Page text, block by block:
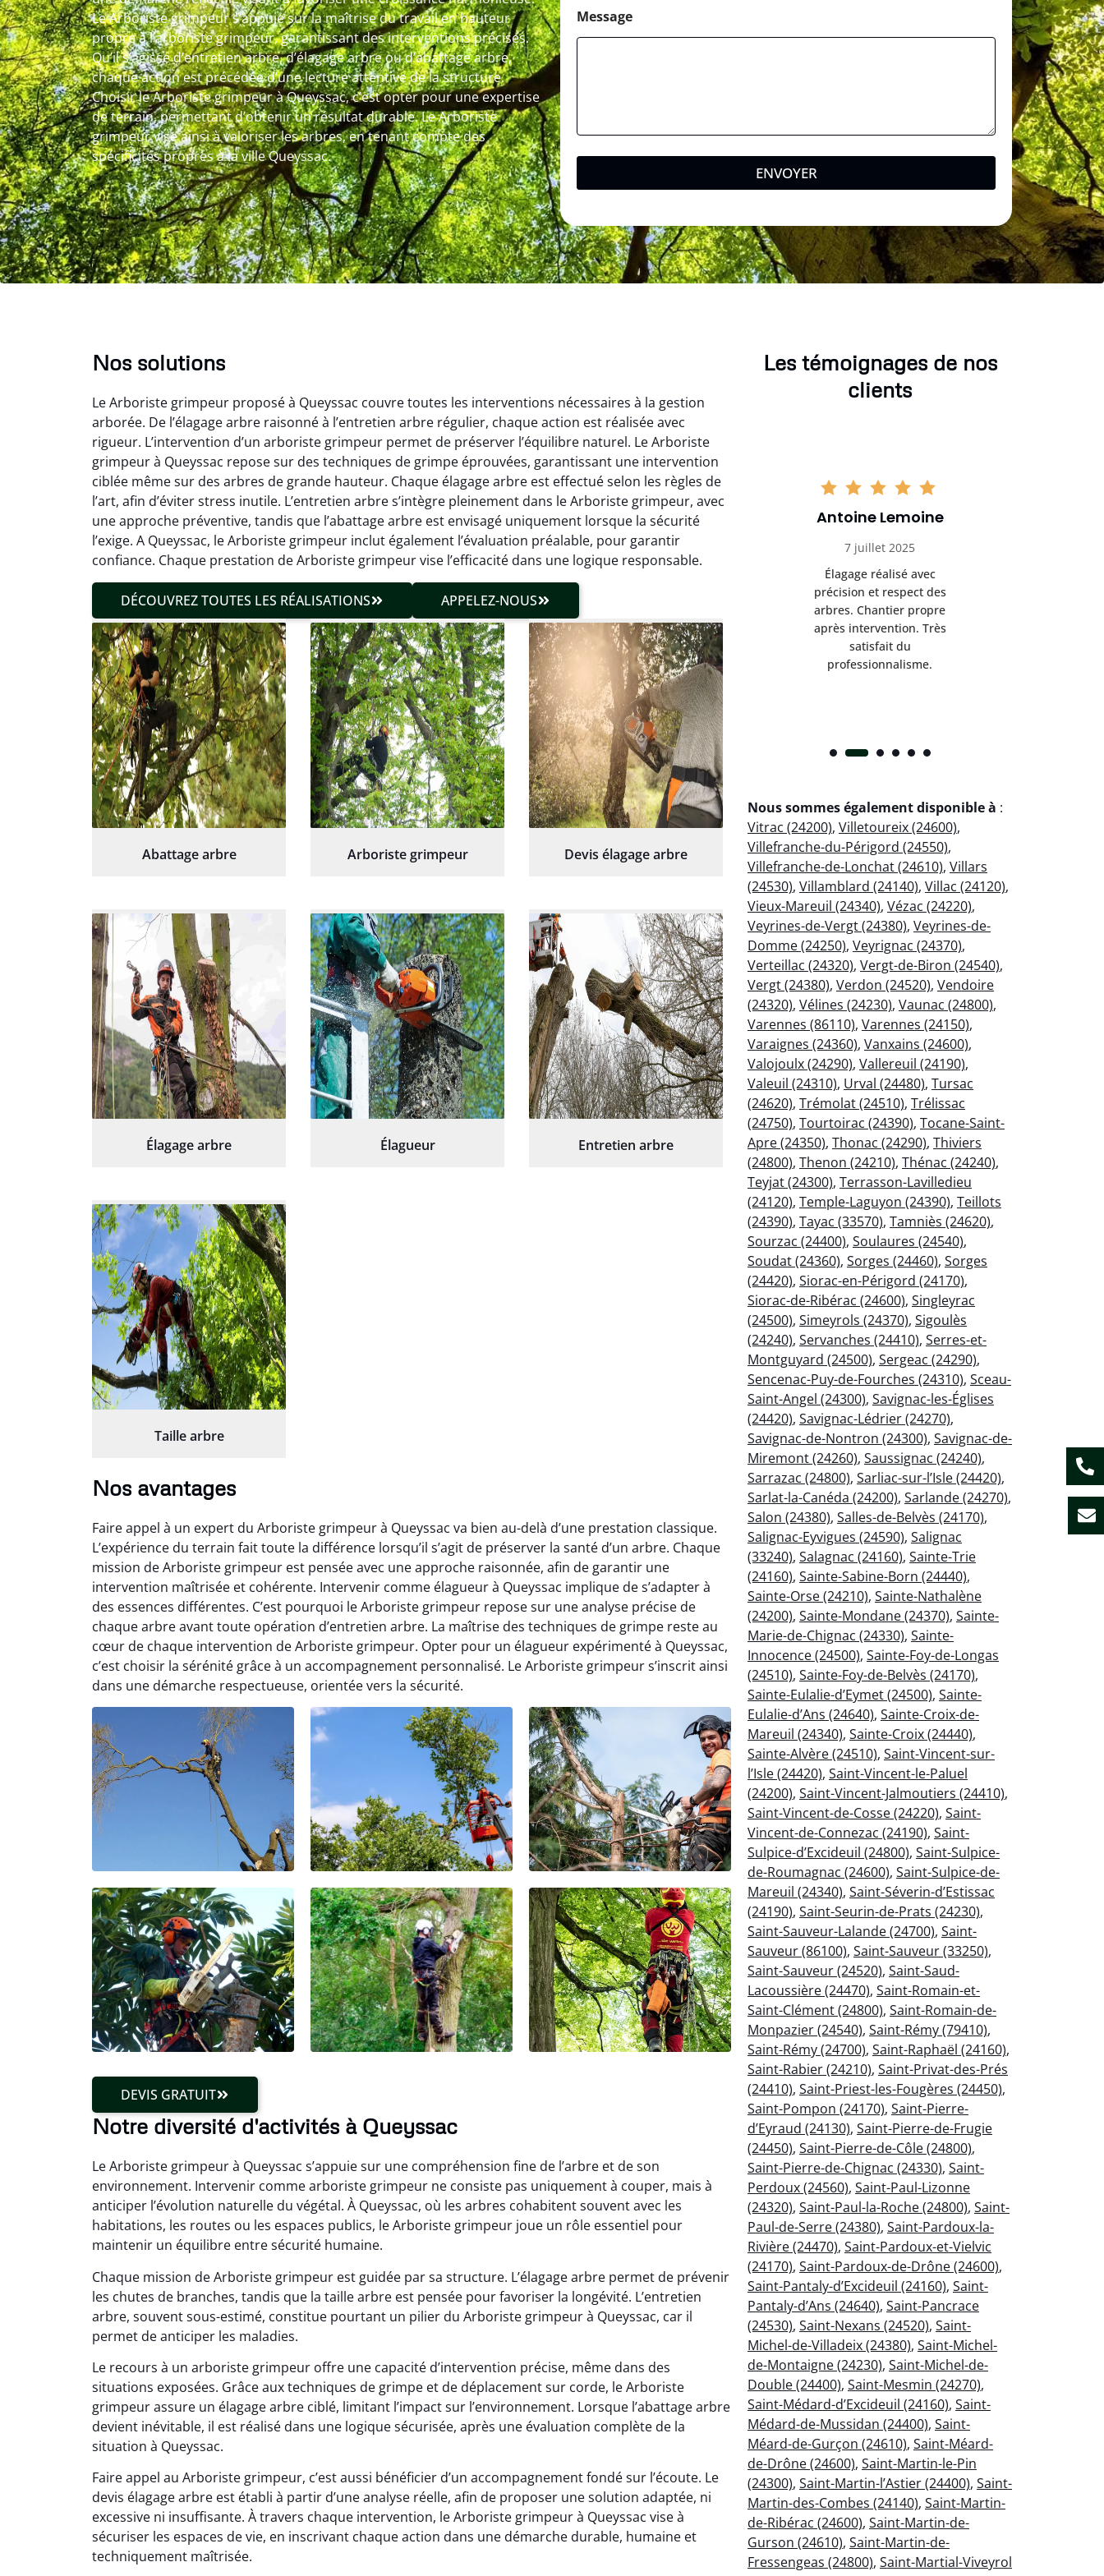
Le Arboriste grimpeur s’appuie sur la maîtrise du travail en hauteur
propre à l’arboriste grimpeur, garantissant des interventions précises.
Qu’il s’agisse d’entretien arbre, d’élagage arbre ou d’abattage arbre,
chaque action est précédée d’une lecture attentive de la structure.
Choisir le Arboriste grimpeur à Queyssac, c’est opter pour une expertise
de terrain, permettant d’obtenir un résultat durable. Le Arboriste
grimpeur vise ainsi à valoriser les arbres, en tenant compte des
spécificités propres à la ville Queyssac.
Message
ENVOYER
Nos solutions
Le Arboriste grimpeur proposé à Queyssac couvre toutes les interventions nécessaires à la gestion
arborée. De l’élagage arbre raisonné à l’entretien arbre régulier, chaque action est réalisée avec
rigueur. L’intervention d’un arboriste grimpeur permet de préserver l’équilibre naturel. Le Arboriste
grimpeur à Queyssac repose sur des techniques de grimpe éprouvées, garantissant une intervention
ciblée même sur des arbres de grande hauteur. Chaque élagage arbre est effectué selon les règles de
l’art, afin d’éviter stress inutile. L’entretien arbre s’intègre pleinement dans le Arboriste grimpeur, avec
une approche préventive, tandis que l’abattage arbre est envisagé uniquement lorsque la sécurité
l’exige. A Queyssac, le Arboriste grimpeur inclut également l’évaluation préalable, pour garantir
confiance. Chaque prestation de Arboriste grimpeur vise l’efficacité dans une logique responsable.
DÉCOUVREZ TOUTES LES RÉALISATIONS APPELEZ-NOUS
Abattage arbre Arboriste grimpeur Devis élagage arbre
Élagage arbre Élagueur Entretien arbre
Taille arbre
Nos avantages
Faire appel à un expert du Arboriste grimpeur à Queyssac va bien au-delà d’une prestation classique.
L’expérience du terrain fait toute la différence lorsqu’il s’agit de préserver la santé d’un arbre. Chaque
mission de Arboriste grimpeur est pensée avec une approche raisonnée, afin de garantir une
intervention maîtrisée et cohérente. Intervenir comme élagueur à Queyssac implique de s’adapter à
des essences différentes. C’est pourquoi le Arboriste grimpeur repose sur une analyse précise de
chaque arbre avant toute opération d’entretien arbre. La maîtrise des techniques de grimpe reste au
cœur de chaque intervention de Arboriste grimpeur. Opter pour un élagueur expérimenté à Queyssac,
c’est choisir la sérénité grâce à un accompagnement personnalisé. Le Arboriste grimpeur s’inscrit ainsi
dans une démarche respectueuse, orientée vers la sécurité.
DEVIS GRATUIT
Notre diversité d'activités à Queyssac
Le Arboriste grimpeur à Queyssac s’appuie sur une compréhension fine de l’arbre et de son
environnement. Intervenir comme arboriste grimpeur ne consiste pas uniquement à couper, mais à
anticiper l’évolution naturelle du végétal. À Queyssac, où les arbres cohabitent souvent avec les
habitations, les routes ou les espaces publics, le Arboriste grimpeur joue un rôle essentiel pour
maintenir un équilibre entre sécurité humaine.
Chaque mission de Arboriste grimpeur est guidée par sa structure. L’élagage arbre permet de prévenir
les chutes de branches, tandis que la taille arbre est pensée pour favoriser la longévité. L’entretien
arbre, souvent sous-estimé, constitue pourtant un pilier du Arboriste grimpeur à Queyssac, car il
permet de anticiper les maladies.
Le recours à un arboriste grimpeur offre une capacité d’intervention précise, même dans des
situations exposées. Grâce aux techniques de grimpe et de déplacement sur corde, le Arboriste
grimpeur assure un élagage arbre ciblé, limitant l’impact sur l’environnement. Lorsque l’abattage arbre
devient inévitable, il est réalisé dans une logique sécurisée, après une évaluation complète de la
situation à Queyssac.
Faire appel au Arboriste grimpeur, c’est aussi bénéficier d’un accompagnement fondé sur l’écoute. Le
devis élagage arbre est établi à partir d’une analyse réelle, afin de proposer une solution adaptée, ni
excessive ni insuffisante. À travers chaque intervention, le Arboriste grimpeur à Queyssac vise à
sécuriser les espaces de vie, en inscrivant chaque action dans une démarche durable, humaine et
techniquement maîtrisée.
Les témoignages de nos
clients
Mathieu Roussel
19 décembre 2025
précise malgré des
conditions compliquées. Le
résultat est exactement
conforme à mes attentes.
Julien Caradec
18 juin 2025
propre et parfaitement
maîtrisée. Résultat
impeccable.
Antoine Lemoine
7 juillet 2025
Élagage réalisé avec
précision et respect des
arbres. Chantier propre
après intervention. Très
satisfait du
professionnalisme.
Nous sommes également disponible à :
Vitrac (24200), Villetoureix (24600),
Villefranche-du-Périgord (24550),
Villefranche-de-Lonchat (24610), Villars
(24530), Villamblard (24140), Villac (24120),
Vieux-Mareuil (24340), Vézac (24220),
Veyrines-de-Vergt (24380), Veyrines-de-
Domme (24250), Veyrignac (24370),
Verteillac (24320), Vergt-de-Biron (24540),
Vergt (24380), Verdon (24520), Vendoire
(24320), Vélines (24230), Vaunac (24800),
Varennes (86110), Varennes (24150),
Varaignes (24360), Vanxains (24600),
Valojoulx (24290), Vallereuil (24190),
Valeuil (24310), Urval (24480), Tursac
(24620), Trémolat (24510), Trélissac
(24750), Tourtoirac (24390), Tocane-Saint-
Apre (24350), Thonac (24290), Thiviers
(24800), Thenon (24210), Thénac (24240),
Teyjat (24300), Terrasson-Lavilledieu
(24120), Temple-Laguyon (24390), Teillots
(24390), Tayac (33570), Tamniès (24620),
Sourzac (24400), Soulaures (24540),
Soudat (24360), Sorges (24460), Sorges
(24420), Siorac-en-Périgord (24170),
Siorac-de-Ribérac (24600), Singleyrac
(24500), Simeyrols (24370), Sigoulès
(24240), Servanches (24410), Serres-et-
Montguyard (24500), Sergeac (24290),
Sencenac-Puy-de-Fourches (24310), Sceau-
Saint-Angel (24300), Savignac-les-Églises
(24420), Savignac-Lédrier (24270),
Savignac-de-Nontron (24300), Savignac-de-
Miremont (24260), Saussignac (24240),
Sarrazac (24800), Sarliac-sur-l’Isle (24420),
Sarlat-la-Canéda (24200), Sarlande (24270),
Salon (24380), Salles-de-Belvès (24170),
Salignac-Eyvigues (24590), Salignac
(33240), Salagnac (24160), Sainte-Trie
(24160), Sainte-Sabine-Born (24440),
Sainte-Orse (24210), Sainte-Nathalène
(24200), Sainte-Mondane (24370), Sainte-
Marie-de-Chignac (24330), Sainte-
Innocence (24500), Sainte-Foy-de-Longas
(24510), Sainte-Foy-de-Belvès (24170),
Sainte-Eulalie-d’Eymet (24500), Sainte-
Eulalie-d’Ans (24640), Sainte-Croix-de-
Mareuil (24340), Sainte-Croix (24440),
Sainte-Alvère (24510), Saint-Vincent-sur-
l’Isle (24420), Saint-Vincent-le-Paluel
(24200), Saint-Vincent-Jalmoutiers (24410),
Saint-Vincent-de-Cosse (24220), Saint-
Vincent-de-Connezac (24190), Saint-
Sulpice-d’Excideuil (24800), Saint-Sulpice-
de-Roumagnac (24600), Saint-Sulpice-de-
Mareuil (24340), Saint-Séverin-d’Estissac
(24190), Saint-Seurin-de-Prats (24230),
Saint-Sauveur-Lalande (24700), Saint-
Sauveur (86100), Saint-Sauveur (33250),
Saint-Sauveur (24520), Saint-Saud-
Lacoussière (24470), Saint-Romain-et-
Saint-Clément (24800), Saint-Romain-de-
Monpazier (24540), Saint-Rémy (79410),
Saint-Rémy (24700), Saint-Raphaël (24160),
Saint-Rabier (24210), Saint-Privat-des-Prés
(24410), Saint-Priest-les-Fougères (24450),
Saint-Pompon (24170), Saint-Pierre-
d’Eyraud (24130), Saint-Pierre-de-Frugie
(24450), Saint-Pierre-de-Côle (24800),
Saint-Pierre-de-Chignac (24330), Saint-
Perdoux (24560), Saint-Paul-Lizonne
(24320), Saint-Paul-la-Roche (24800), Saint-
Paul-de-Serre (24380), Saint-Pardoux-la-
Rivière (24470), Saint-Pardoux-et-Vielvic
(24170), Saint-Pardoux-de-Drône (24600),
Saint-Pantaly-d’Excideuil (24160), Saint-
Pantaly-d’Ans (24640), Saint-Pancrace
(24530), Saint-Nexans (24520), Saint-
Michel-de-Villadeix (24380), Saint-Michel-
de-Montaigne (24230), Saint-Michel-de-
Double (24400), Saint-Mesmin (24270),
Saint-Médard-d’Excideuil (24160), Saint-
Médard-de-Mussidan (24400), Saint-
Méard-de-Gurçon (24610), Saint-Méard-
de-Drône (24600), Saint-Martin-le-Pin
(24300), Saint-Martin-l’Astier (24400), Saint-
Martin-des-Combes (24140), Saint-Martin-
de-Ribérac (24600), Saint-Martin-de-
Gurson (24610), Saint-Martin-de-
Fressengeas (24800), Saint-Martial-Viveyrol